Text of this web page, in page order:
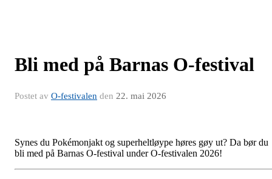
Bli med på Barnas O-festival
Postet av O-festivalen den 22. mai 2026
Synes du Pokémonjakt og superheltløype høres gøy ut? Da bør du
bli med på Barnas O-festival under O-festivalen 2026!